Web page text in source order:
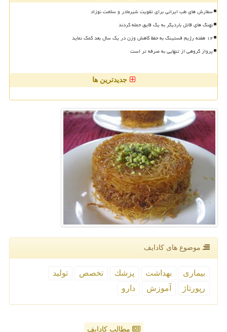
سفارش های طب ایرانی برای تقویت شیرمادر و سلامت نوزاد
نهنگ های قاتل باردیگر به یک قایق حمله کردند
۱۲ هفته رژیم فستینگ به حفظ کاهش وزن در یک سال بعد کمک نماید
پرواز گروهی از تنهایی به صرفه تر است
جدیدترین ها
موضوع های كادایف
بیماری بهداشت پزشك تخصص
تولید
رپورتاژ
آموزش دارو
مطالب کادایف